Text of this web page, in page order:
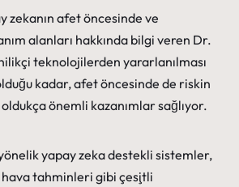
zekanın afet öncesinde ve
alanları hakkında bilgi veren Dr.
teknolojilerden yararlanılması
kadar, afet öncesinde de riskin
oldukça önemli kazanımlar sağlıyor.
yapay zeka destekli sistemler,
tahminleri gibi çeşitli